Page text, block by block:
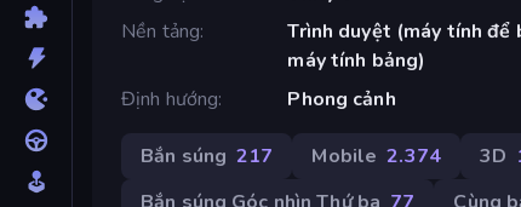
Nền tảng
Trình duyệt (máy tính để
máy tính bảng)
Định hướng
Phong cảnh
Bắn súng 217 Mobile 2.374 3D
Bắn súng Góc nhìn Thứ ba 77 Cùng